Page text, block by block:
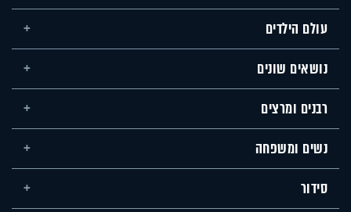
עולם הילדים
נושאים שונים
רבנים ומרצים
נשים ומשפחה
סידור